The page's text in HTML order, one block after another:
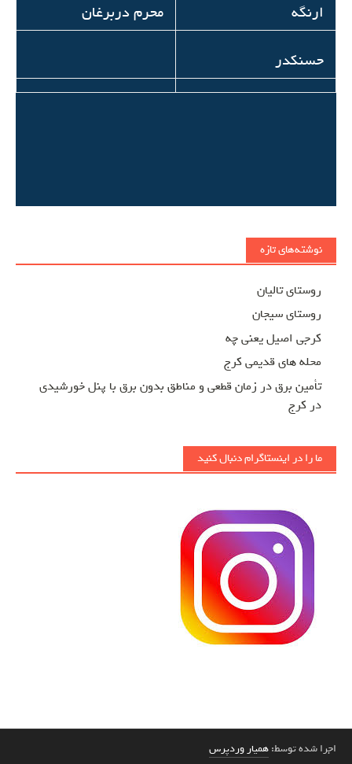
ارنگه محرم دربرغان
حسنکدر
نوشته‌های تازه
روستای تالیان
روستای سیجان
کرجی اصیل یعنی چه
محله های قدیمی کرج
تأمین برق در زمان قطعی و مناطق بدون برق با پنل خورشیدی
در کرج
ما را در اینستاگرام دنبال کنید
اجرا شده توسط:همیار وردپرس